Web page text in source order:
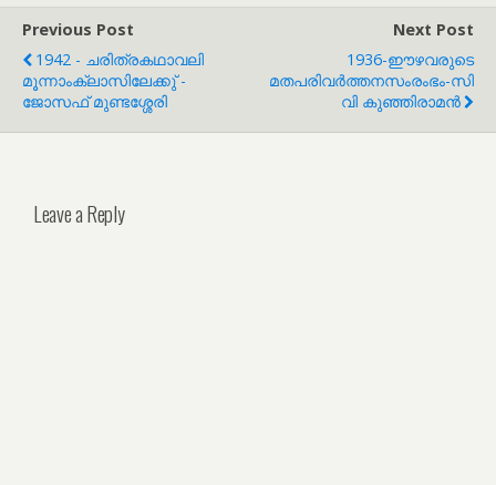
Previous Post
1942 - ചരിത്രകഥാവലി
മൂന്നാംക്ലാസിലേക്കു് -
ജോസഫ് മുണ്ടശ്ശേരി
Next Post
1936-ഈഴവരുടെ
മതപരിവര്‍ത്തനസംരംഭം-സി
വി കുഞ്ഞിരാമന്‍
Leave a Reply